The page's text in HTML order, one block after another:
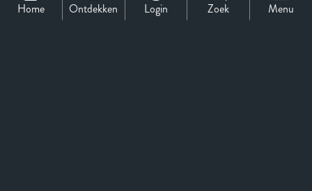
Home Ontdekken Login Zoek Menu